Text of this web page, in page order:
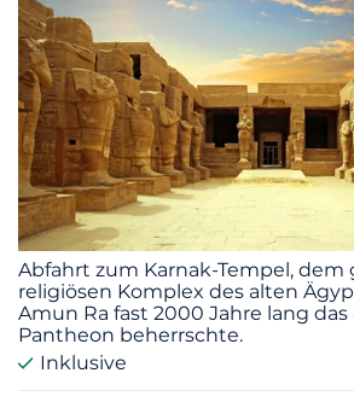
Abfahrt zum Karnak-Tempel, dem
religiösen Komplex des alten
Amun Ra fast 2000 Jahre lang
Pantheon beherrschte.
Inklusive